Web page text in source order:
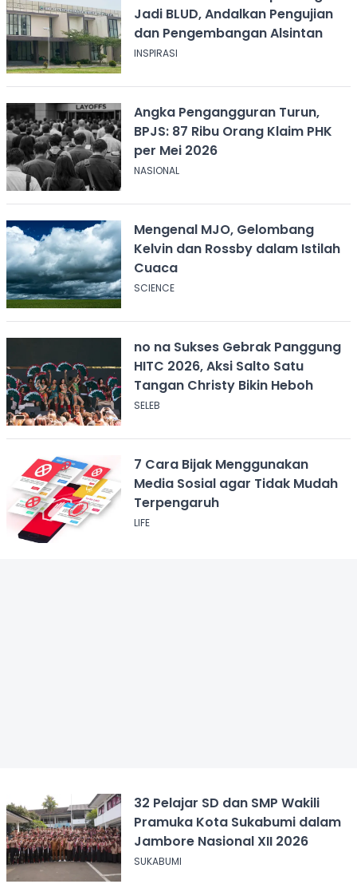
Jadi BLUD, Andalkan Pengujian
dan Pengembangan Alsintan
INSPIRASI
Angka Pengangguran Turun,
BPJS: 87 Ribu Orang Klaim PHK
per Mei 2026
NASIONAL
Mengenal MJO, Gelombang
Kelvin dan Rossby dalam Istilah
Cuaca
SCIENCE
no na Sukses Gebrak Panggung
HITC 2026, Aksi Salto Satu
Tangan Christy Bikin Heboh
SELEB
7 Cara Bijak Menggunakan
Media Sosial agar Tidak Mudah
Terpengaruh
LIFE
32 Pelajar SD dan SMP Wakili
Pramuka Kota Sukabumi dalam
Jambore Nasional XII 2026
SUKABUMI